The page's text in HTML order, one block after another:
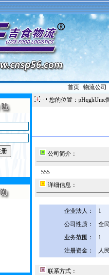
首页| 物流公司
您的位置：pHqghUme
公司简介：
555
详细信息：
企业法人：
1
公司性质：
全
业务范围：
1
注册资金：
人
联系方式：